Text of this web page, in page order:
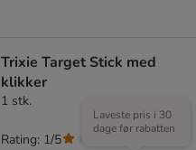
Trixie Target Stick med
klikker
1 stk.
Laveste pris i 30
dage før rabatten
Rating: 1/5